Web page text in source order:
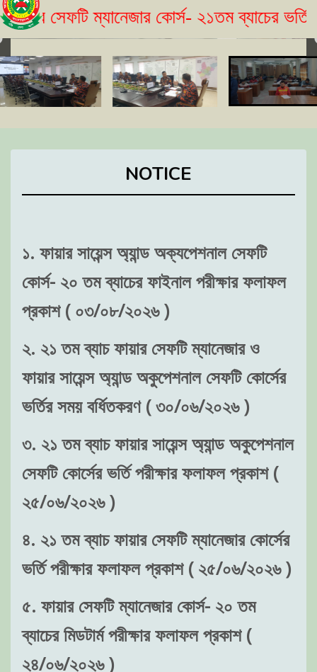
ম্যানেজার কোর্স- ২১তম ব্যাচের ভর্তি
NOTICE
১. ফায়ার সায়েন্স অ্যান্ড অক্যপেশনাল সেফটি
কোর্স- ২০ তম ব্যাচের ফাইনাল পরীক্ষার ফলাফল
প্রকাশ ( ০৩/০৮/২০২৬ )
২. ২১ তম ব্যাচ ফায়ার সেফটি ম্যানেজার ও
ফায়ার সায়েন্স অ্যান্ড অকুপেশনাল সেফটি কোর্সের
ভর্তির সময় বর্ধিতকরণ ( ৩০/০৬/২০২৬ )
৩. ২১ তম ব্যাচ ফায়ার সায়েন্স অ্যান্ড অকুপেশনাল
সেফটি কোর্সের ভর্তি পরীক্ষার ফলাফল প্রকাশ (
২৫/০৬/২০২৬ )
৪. ২১ তম ব্যাচ ফায়ার সেফটি ম্যানেজার কোর্সের
ভর্তি পরীক্ষার ফলাফল প্রকাশ ( ২৫/০৬/২০২৬ )
৫. ফায়ার সেফটি ম্যানেজার কোর্স- ২০ তম
ব্যাচের মিডটার্ম পরীক্ষার ফলাফল প্রকাশ (
২৪/০৬/২০২৬ )